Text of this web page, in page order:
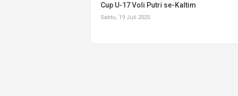
Cup U-17 Voli Putri se-Kaltim
Sabtu, 19 Juli 2025